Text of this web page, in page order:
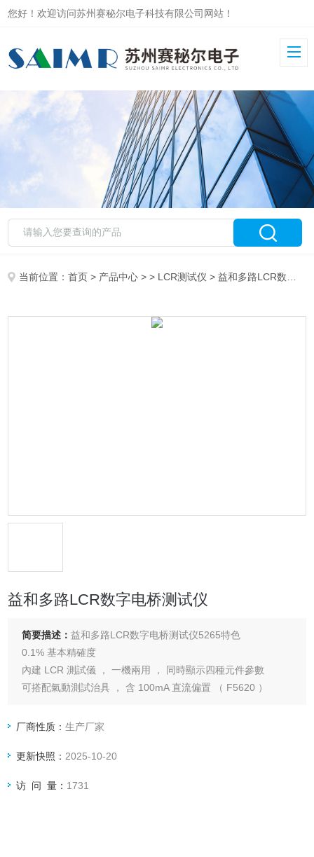
您好！欢迎访问苏州赛秘尔电子科技有限公司网站！
当前位置：首页 > 产品中心 > > LCR测试仪 > 益和多路LCR数字电桥测试仪
益和多路LCR数字电桥测试仪
简要描述：益和多路LCR数字电桥测试仪5265特色
0.1% 基本精確度
內建 LCR 測試儀 ， 一機兩用 ， 同時顯示四種元件參數
可搭配氣動測試治具 ， 含 100mA 直流偏置 （ F5620 ）
USB Host 可存取設定檔案 、 測試資料和畫面擷取圖片
適用於各種元件進料 、 檢驗 、 品保等檢測領域
厂商性质：生产厂家
更新快照： 2025-10-20
访 问 量： 1731